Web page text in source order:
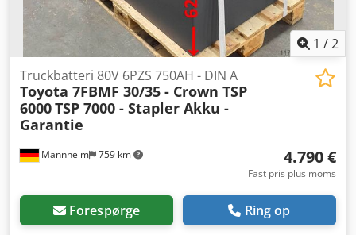
1 /2
Mannheim 759 km
Truckbatteri 80V 6PZS 750AH - DIN A
Toyota 7FBMF 30/35 - Crown TSP
6000TSP 7000 - Stapler Akku -
Garantie
4.790 €
Fast pris plus moms
Forespørge Ring op